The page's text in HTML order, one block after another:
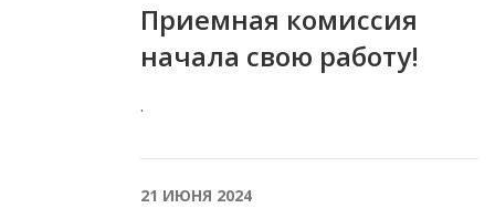
Приемная комиссия
начала свою работу!
.
21 ИЮНЯ 2024